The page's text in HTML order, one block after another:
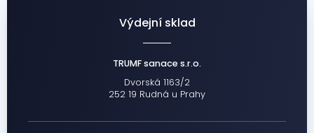
Výdejní sklad
TRUMF sanace s.r.o.
Dvorská 1163/2
252 19 Rudná u Prahy